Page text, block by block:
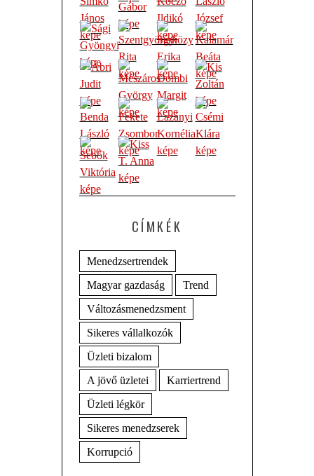
CÍMKÉK
Menedzsertrendek
Magyar gazdaság
Trend
Változásmenedzsment
Sikeres vállalkozók
Üzleti bizalom
A jövő üzletei
Karriertrend
Üzleti légkör
Sikeres menedzserek
Korrupció